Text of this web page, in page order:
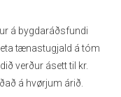
á bygdaráðsfundi
tænastugjald á tóm
verður ásett til kr.
á hvørjum árið.